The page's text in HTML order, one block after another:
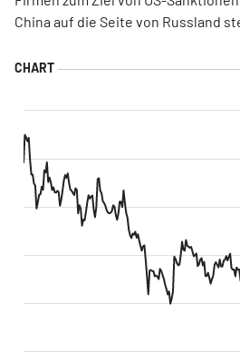
China auf die Seite von Russland